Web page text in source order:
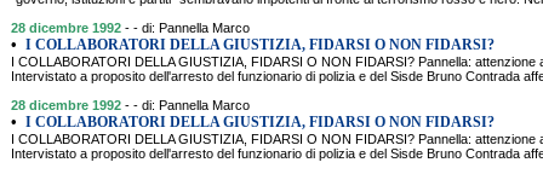
28 dicembre 1992 - - di: Pannella Marco
• I COLLABORATORI DELLA GIUSTIZIA, FIDARSI O NON FIDARSI?
I COLLABORATORI DELLA GIUSTIZIA, FIDARSI O NON FIDARSI? Pannella:
Intervistato a proposito dell'arresto del funzionario di polizia e del Sisde Bruno Contrada
28 dicembre 1992 - - di: Pannella Marco
• I COLLABORATORI DELLA GIUSTIZIA, FIDARSI O NON FIDARSI?
I COLLABORATORI DELLA GIUSTIZIA, FIDARSI O NON FIDARSI? Pannella:
Intervistato a proposito dell'arresto del funzionario di polizia e del Sisde Bruno Contrada